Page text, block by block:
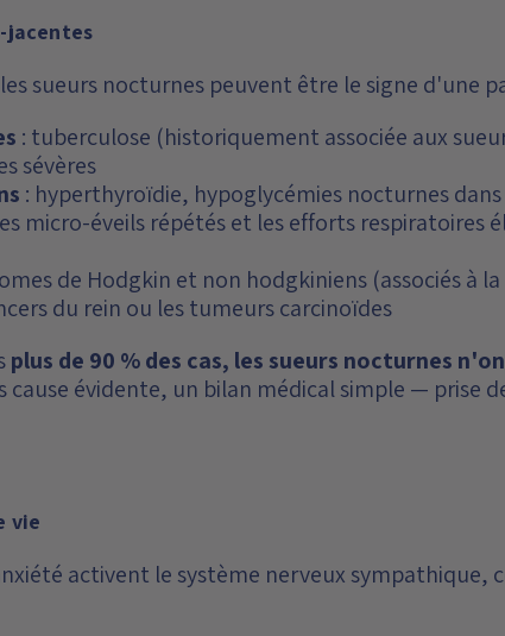
jacentes
sueurs nocturnes peuvent être le signe d'une
: tuberculose (historiquement associée aux
sévères
: hyperthyroïdie, hypoglycémies nocturnes
micro-éveils répétés et les efforts
de Hodgkin et non hodgkiniens (associés à
du rein ou les tumeurs carcinoïdes
plus de 90 % des cas, les sueurs nocturnes
cause évidente, un bilan médical simple —
vie
activent le système nerveux